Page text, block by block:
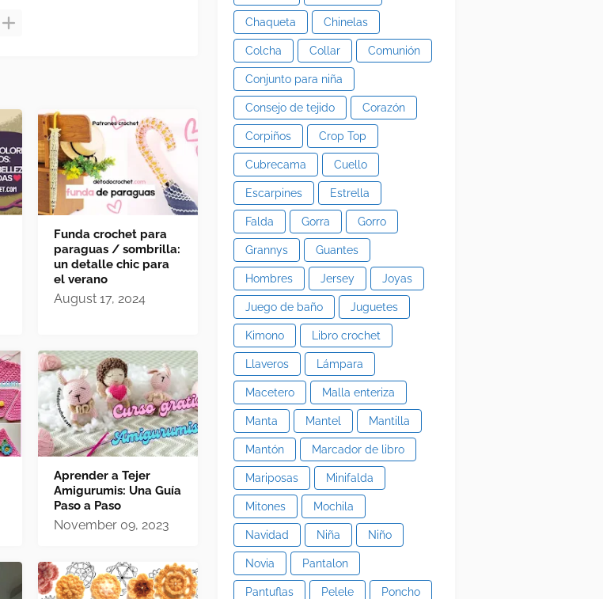
Funda crochet para
paraguas / sombrilla:
un detalle chic para
el verano
August 17, 2024
Aprender a Tejer
Amigurumis: Una Guía
Paso a Paso
November 09, 2023
Chaqueta Chinelas
Colcha Collar Comunión
Conjunto para niña
Consejo de tejido Corazón
Corpiños Crop Top
Cubrecama Cuello
Escarpines Estrella
Falda Gorra Gorro
Grannys Guantes
Hombres Jersey Joyas
Juego de baño Juguetes
Kimono Libro crochet
Llaveros Lámpara
Macetero Malla enteriza
Manta Mantel Mantilla
Mantón Marcador de libro
Mariposas Minifalda
Mitones Mochila
Navidad Niña Niño
Novia Pantalon
Pantuflas Pelele Poncho